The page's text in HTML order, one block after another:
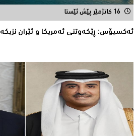
16 کاتژمێر پێش ئێستا
ئه‌كسیۆس: ڕێكه‌وتنی ئه‌مریكا و ئێران نزیكه‌